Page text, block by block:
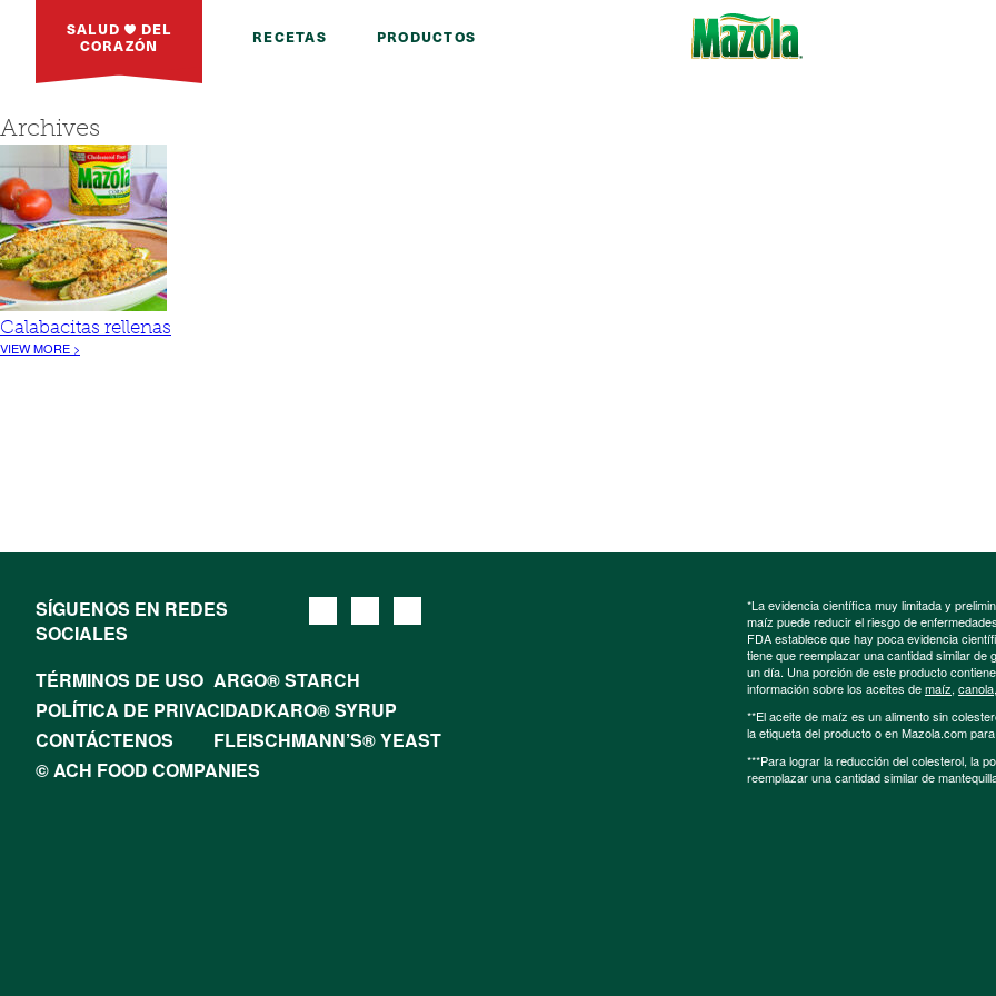
SALUD DEL
CORAZÓN RECETAS PRODUCTOS
Archives
Calabacitas rellenas
VIEW MORE >
SÍGUENOS EN REDES
SOCIALES
TÉRMINOS DE USO ARGO® STARCH
POLÍTICA DE PRIVACIDADKARO® SYRUP
CONTÁCTENOS
FLEISCHMANN’S® YEAST
© ACH FOOD COMPANIES
*La evidencia científica muy limitada y
maíz puede reducir el riesgo de
FDA establece que hay poca evidencia
tiene que reemplazar una cantidad similar
un día. Una porción de este producto
información sobre los aceites demaíz, canola,
**El aceite de maíz es un alimento sin
la etiqueta del producto o en Mazola.com
***Para lograr la reducción del colesterol, la
reemplazar una cantidad similar de